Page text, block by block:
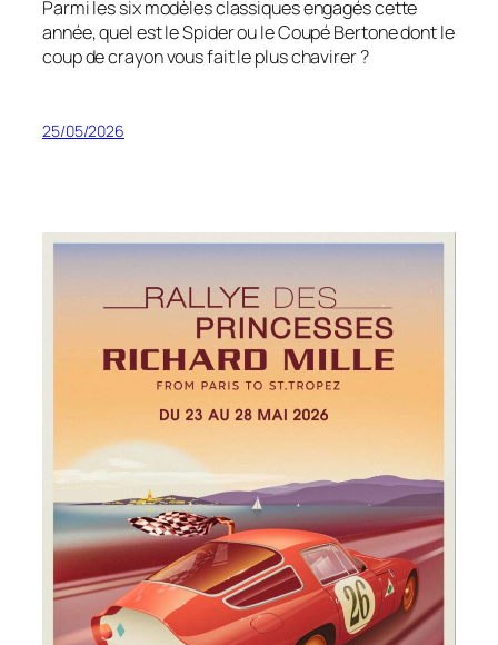
Parmi les six modèles classiques engagés cette
année, quel est le Spider ou le Coupé Bertone dont le
coup de crayon vous fait le plus chavirer ?
25/05/2026